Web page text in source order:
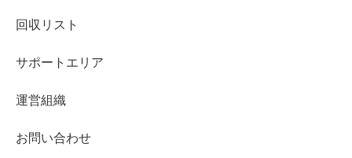
回収リスト
サポートエリア
運営組織
お問い合わせ